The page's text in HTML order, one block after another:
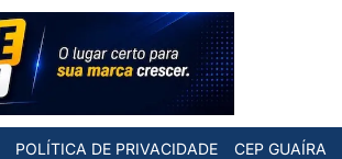
POLÍTICA DE PRIVACIDADE CEP GUAÍRA